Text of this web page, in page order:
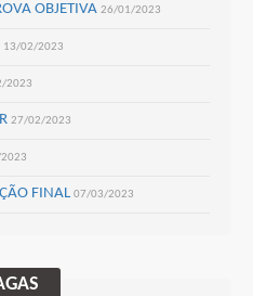
OBJETIVA 26/01/2023
13/02/2023
2023
27/02/2023
FINAL 07/03/2023